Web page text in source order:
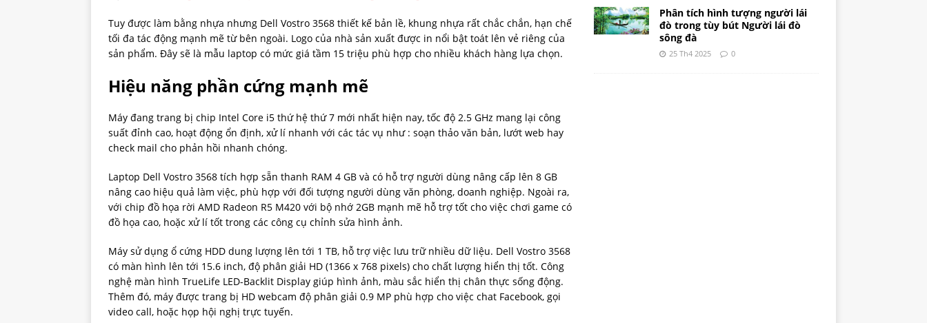
Tuy được làm bằng nhựa nhưng Dell Vostro 3568 thiết kế bản lề, khung nhựa rất chắc chắn, hạn chế
tối đa tác động mạnh mẽ từ bên ngoài. Logo của nhà sản xuất được in nổi bật toát lên vẻ riêng của
sản phẩm. Đây sẽ là mẫu laptop có mức giá tầm 15 triệu phù hợp cho nhiều khách hàng lựa chọn.
Hiệu năng phần cứng mạnh mẽ
Máy đang trang bị chip Intel Core i5 thứ hệ thứ 7 mới nhất hiện nay, tốc độ 2.5 GHz mang lại công
suất đỉnh cao, hoạt động ổn định, xử lí nhanh với các tác vụ như : soạn thảo văn bản, lướt web hay
check mail cho phản hồi nhanh chóng.
Laptop Dell Vostro 3568​ tích hợp sẵn thanh RAM 4 GB và có hỗ trợ người dùng nâng cấp lên 8 GB
nâng cao hiệu quả làm việc, phù hợp với đối tượng người dùng văn phòng, doanh nghiệp. Ngoài ra,
với chip đồ họa rời AMD Radeon R5 M420 với bộ nhớ 2GB mạnh mẽ hỗ trợ tốt cho việc chơi game có
đồ họa cao, hoặc xử lí tốt trong các công cụ chỉnh sửa hình ảnh.
Máy sử dụng ổ cứng HDD dung lượng lên tới 1 TB, hỗ trợ việc lưu trữ nhiều dữ liệu. Dell Vostro 3568
có màn hình lên tới 15.6 inch, độ phân giải HD (1366 x 768 pixels) cho chất lượng hiển thị tốt. Công
nghệ màn hình TrueLife LED-Backlit Display giúp hình ảnh, màu sắc hiển thị chân thực sống động.
Thêm đó, máy được trang bị HD webcam độ phân giải 0.9 MP phù hợp cho việc chat Facebook, gọi
video call, hoặc họp hội nghị trực tuyến.
Phân tích hình tượng người lái
đò trong tùy bút Người lái đò
sông đà
25 Th4 2025 0